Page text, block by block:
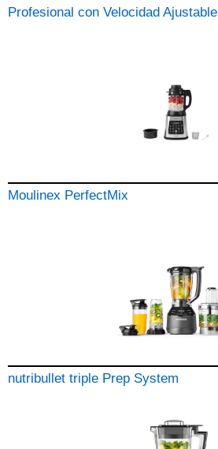
Profesional con Velocidad Ajustable
Moulinex PerfectMix
nutribullet triple Prep System